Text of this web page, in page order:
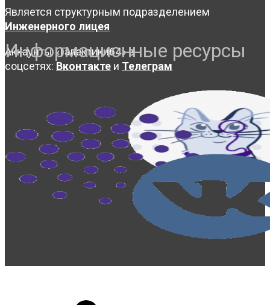
Является структурным подразделением
Инженерного лицея
Аккаунты «Галактики64» в
соцсетях: Вконтакте и Телеграм
Информационные ресурсы
использовании материалов сайта galaktika64.ru